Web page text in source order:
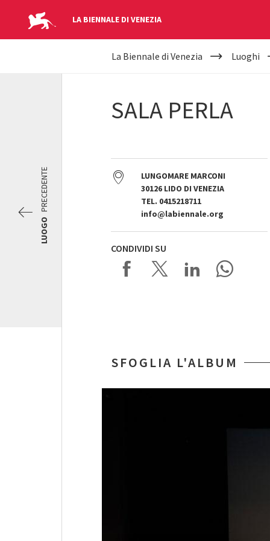
LA BIENNALE DI VENEZIA
YOUR
La Biennale di Venezia Luoghi
SALA PERLA
LUNGOMARE MARCONI
30126 LIDO DI VENEZIA
TEL. 0415218711
info@labiennale.org
CONDIVIDI SU
LUOGO
PRECEDENTE
SFOGLIA L'ALBUM